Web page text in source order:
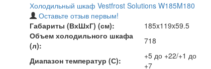
Холодильный шкаф Vestfrost Solutions W185M180
Оставьте отзыв первым!
Габариты (ВхШхГ) (см):
185x119x59.5
Объем холодильного шкафа
(л):
718
Диапазон температур (С):
+5 до +22/+1 до
+7